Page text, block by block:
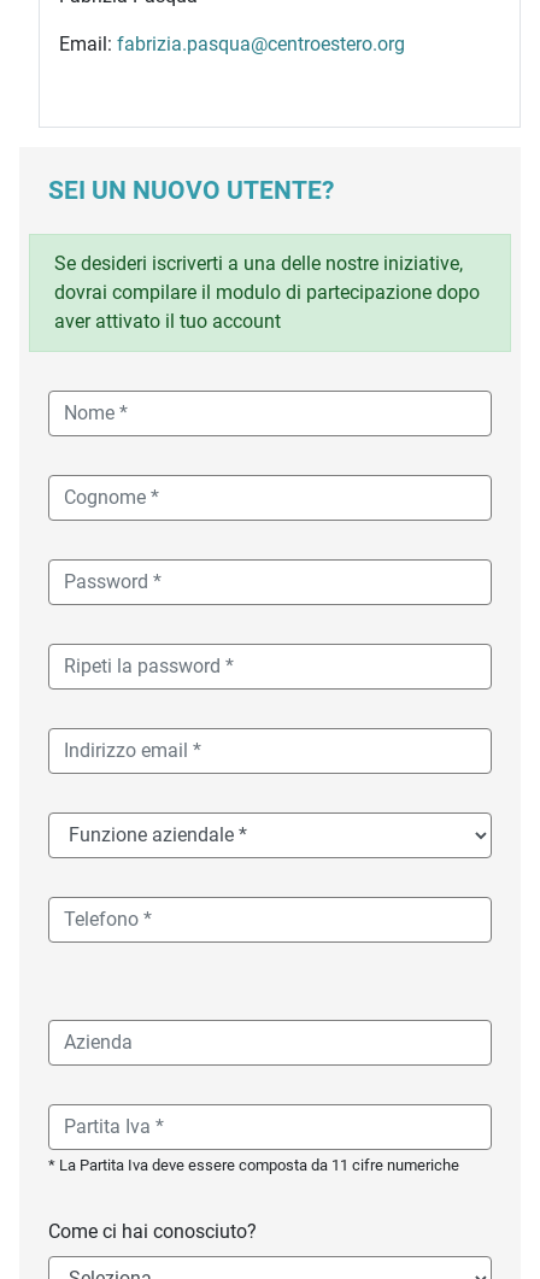
Email: fabrizia.pasqua@centroestero.org
SEI UN NUOVO UTENTE?
Se desideri iscriverti a una delle nostre iniziative,
dovrai compilare il modulo di partecipazione dopo
aver attivato il tuo account
* La Partita Iva deve essere composta da 11 cifre numeriche
Come ci hai conosciuto?